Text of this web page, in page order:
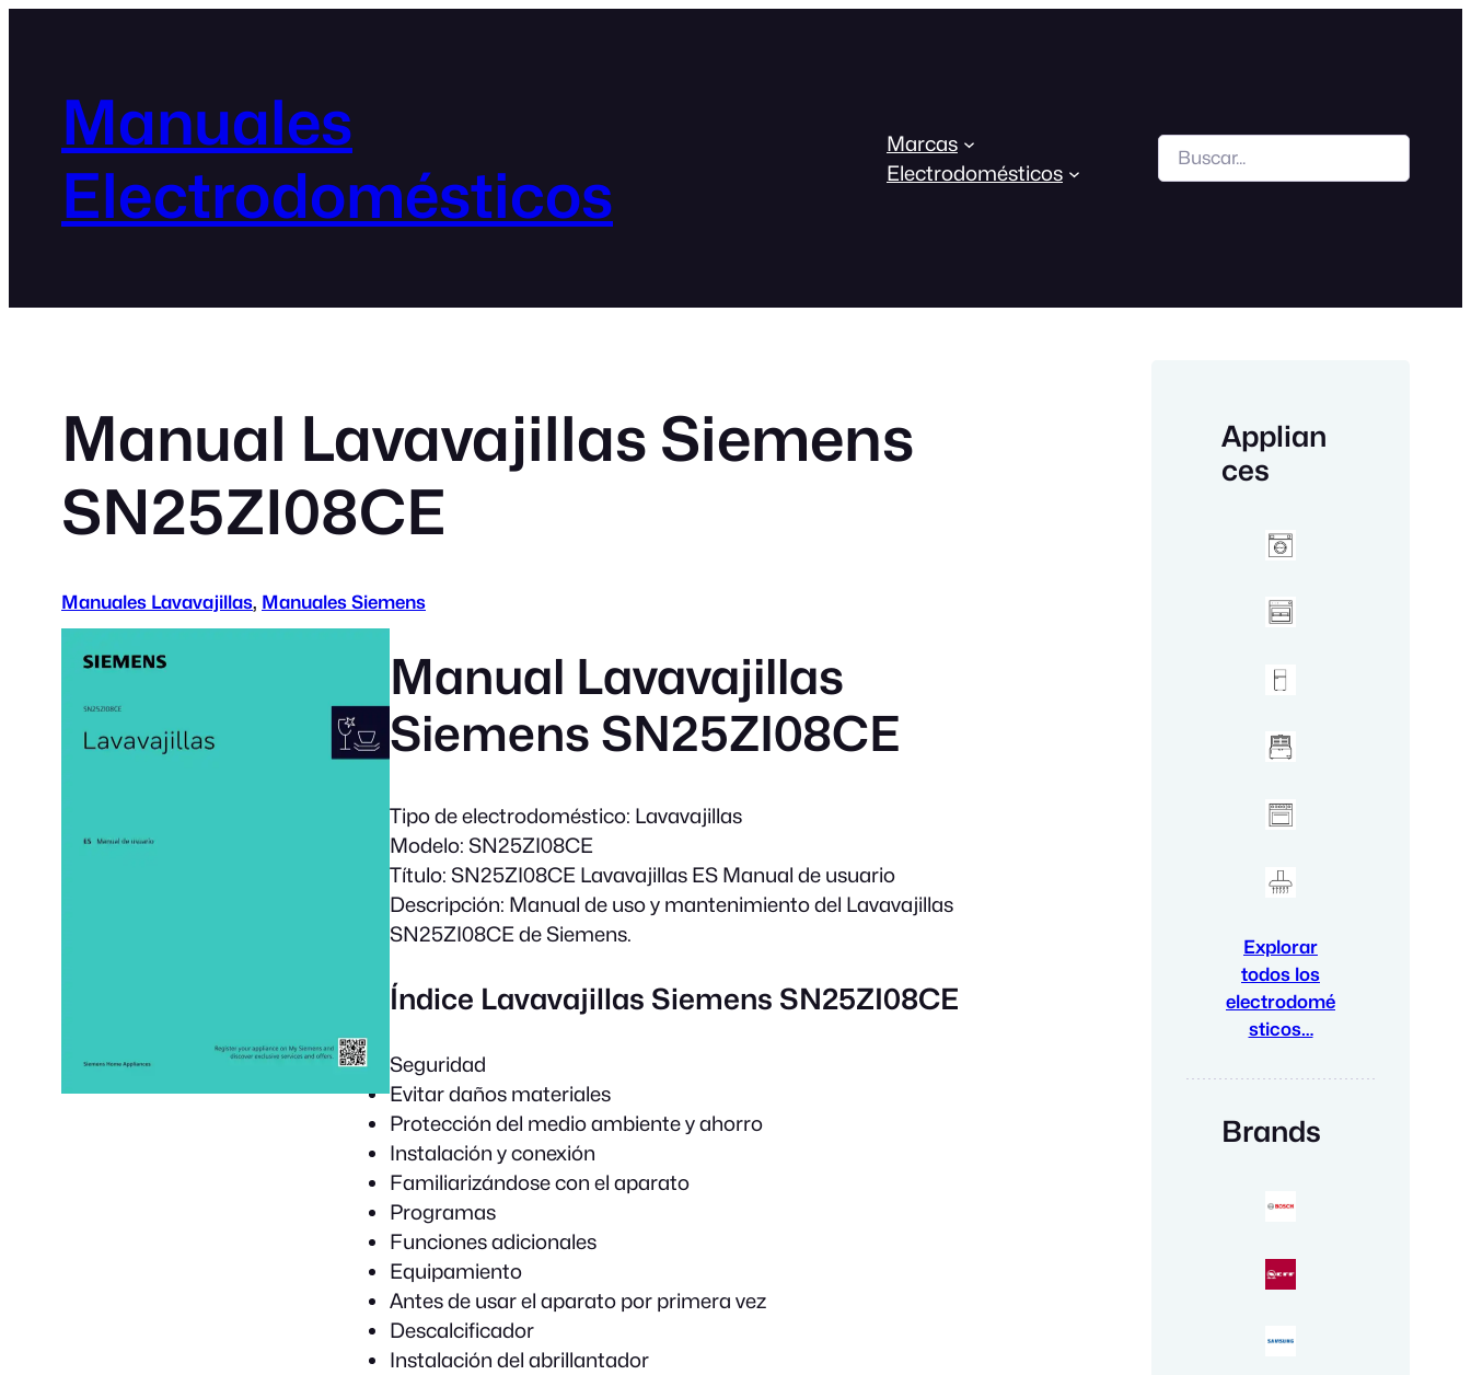
Manuales
Electrodomésticos
Marcas
Electrodomésticos
Search
Manual Lavavajillas Siemens
SN25ZI08CE
Manuales Lavavajillas, Manuales Siemens
Manual Lavavajillas
Siemens SN25ZI08CE
Tipo de electrodoméstico: Lavavajillas
Modelo: SN25ZI08CE
Título: SN25ZI08CE Lavavajillas ES Manual de usuario
Descripción: Manual de uso y mantenimiento del Lavavajillas
SN25ZI08CE de Siemens.
Índice Lavavajillas Siemens SN25ZI08CE
Seguridad
Evitar daños materiales
Protección del medio ambiente y ahorro
Instalación y conexión
Familiarizándose con el aparato
Programas
Funciones adicionales
Equipamiento
Antes de usar el aparato por primera vez
Descalcificador
Instalación del abrillantador
Applian
ces
Explorar
todos los
electrodomé
sticos…
Brands